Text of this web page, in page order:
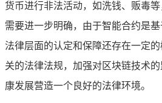
货币进行非法活动，如洗钱、贩毒
需要进一步明确，由于智能合约是
法律层面的认定和保障还存在一定
关的法律法规，加强对区块链技术
康发展营造一个良好的法律环境。